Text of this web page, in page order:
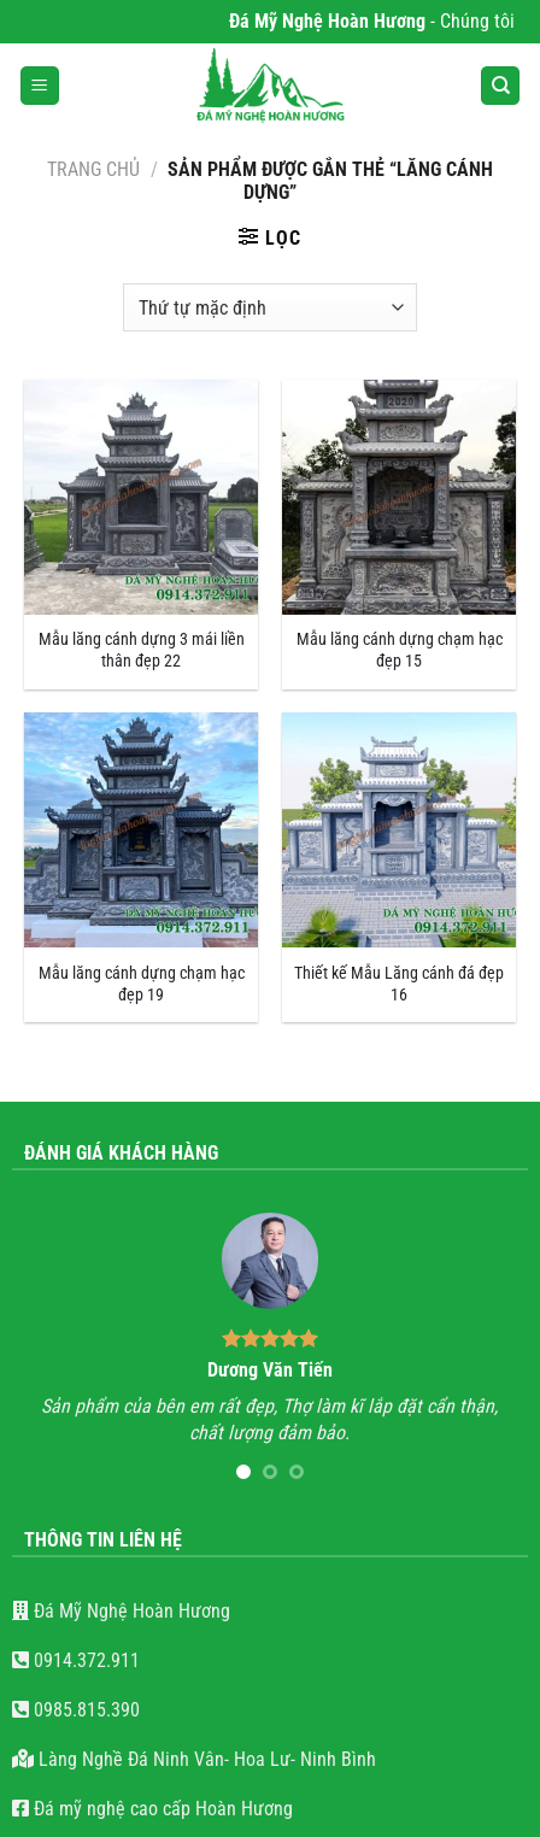
qua
nội
dung
Đá Mỹ Nghệ Hoàn Hương- Chúng tôi
TRANG CHỦ / SẢN PHẨM ĐƯỢC GẮN THẺ “LĂNG CÁNH
DỰNG”
LỌC
Mẫu lăng cánh dựng 3 mái liền
thân đẹp 22
Mẫu lăng cánh dựng chạm hạc
đẹp 15
Mẫu lăng cánh dựng chạm hạc
đẹp 19
Thiết kế Mẫu Lăng cánh đá đẹp
16
ĐÁNH GIÁ KHÁCH HÀNG
Dương Văn Tiến
Sản phẩm của bên em rất đẹp, Thợ làm kĩ lắp đặt cẩn thận,
chất lượng đảm bảo.
THÔNG TIN LIÊN HỆ
Đá Mỹ Nghệ Hoàn Hương
0914.372.911
0985.815.390
Làng Nghề Đá Ninh Vân- Hoa Lư- Ninh Bình
Đá mỹ nghệ cao cấp Hoàn Hương